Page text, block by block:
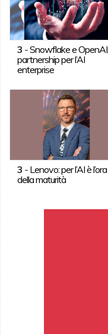
3 -Snowflake e OpenAI,
partnership per l’AI
enterprise
3 - Lenovo: per l’AI è l’ora
della maturità